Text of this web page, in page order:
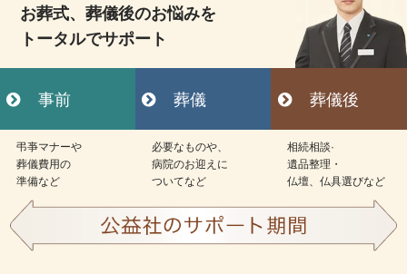
お葬式、葬儀後のお悩みを
トータルでサポート
事前 葬儀 葬儀後
弔亊マナーや
葬儀費用の
準備など
必要なものや、
病院のお迎えに
ついてなど
相続相談·
遺品整理・
仏壇、仏具選びなど